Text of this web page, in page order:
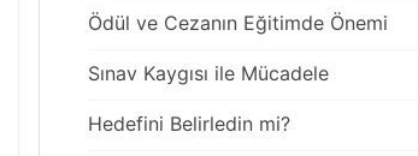
Ödül ve Cezanın Eğitimde Önemi
Sınav Kaygısı ile Mücadele
Hedefini Belirledin mi?